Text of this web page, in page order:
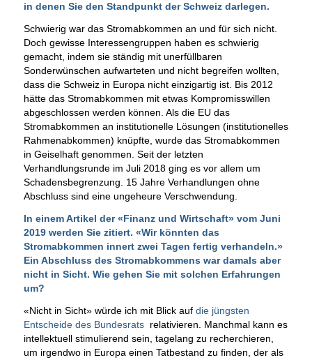
in denen Sie den Standpunkt der Schweiz darlegen.
Schwierig war das Stromabkommen an und für sich nicht.
Doch gewisse Interessengruppen haben es schwierig
gemacht, indem sie ständig mit unerfüllbaren
Sonderwünschen aufwarteten und nicht begreifen wollten,
dass die Schweiz in Europa nicht einzigartig ist. Bis 2012
hätte das Stromabkommen mit etwas Kompromisswillen
abgeschlossen werden können. Als die EU das
Stromabkommen an institutionelle Lösungen (institutionelles
Rahmenabkommen) knüpfte, wurde das Stromabkommen
in Geiselhaft genommen. Seit der letzten
Verhandlungsrunde im Juli 2018 ging es vor allem um
Schadensbegrenzung. 15 Jahre Verhandlungen ohne
Abschluss sind eine ungeheure Verschwendung.
In einem Artikel der «Finanz und Wirtschaft» vom Juni
2019 werden Sie zitiert. «Wir könnten das
Stromabkommen innert zwei Tagen fertig verhandeln.»
Ein Abschluss des Stromabkommens war damals aber
nicht in Sicht. Wie gehen Sie mit solchen Erfahrungen
um?
«Nicht in Sicht» würde ich mit Blick auf die jüngsten
Entscheide des Bundesratsrelativieren. Manchmal kann es
intellektuell stimulierend sein, tagelang zu recherchieren,
um irgendwo in Europa einen Tatbestand zu finden, der als